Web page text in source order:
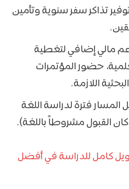
تذاكر سفر سنوية وتأمين
مالي إضافي لتغطية
حضور المؤتمرات
اللازمة.
فترة لدراسة اللغة
كان القبول مشروطاً باللغة).
2026 | تمويل كامل للدراسة في أفضل